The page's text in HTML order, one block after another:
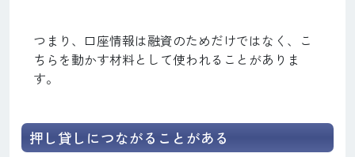
つまり、口座情報は融資のためだけではなく、こ
ちらを動かす材料として使われることがありま
す。
押し貸しにつながることがある